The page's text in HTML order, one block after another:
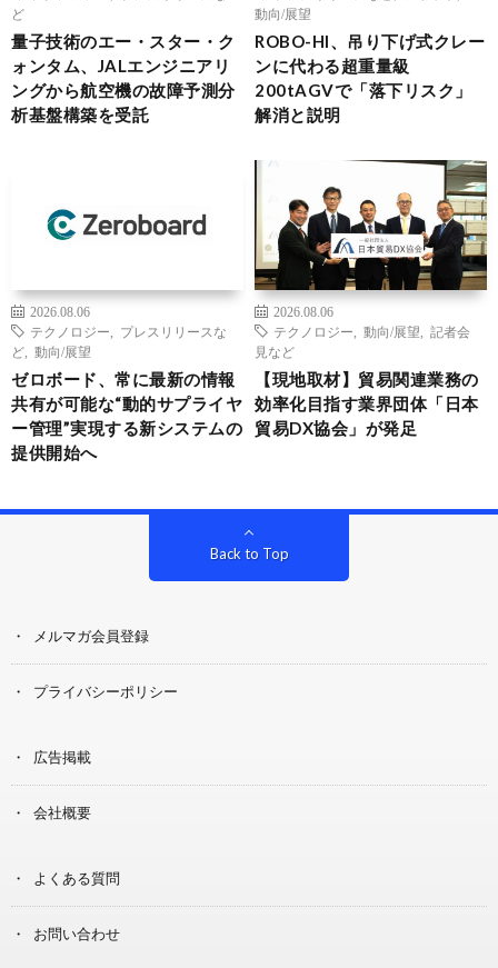
ど
量子技術のエー・スター・ク
ォンタム、JALエンジニアリ
ングから航空機の故障予測分
析基盤構築を受託
動向/展望
ROBO-HI、吊り下げ式クレー
ンに代わる超重量級
200tAGVで「落下リスク」
解消と説明
2026.08.06
テクノロジー
プレスリリースな
ど
動向/展望
ゼロボード、常に最新の情報
共有が可能な“動的サプライヤ
ー管理”実現する新システムの
提供開始へ
2026.08.06
テクノロジー
動向/展望
記者会
見など
【現地取材】貿易関連業務の
効率化目指す業界団体「日本
貿易DX協会」が発足
Back to Top
メルマガ会員登録
プライバシーポリシー
広告掲載
会社概要
よくある質問
お問い合わせ